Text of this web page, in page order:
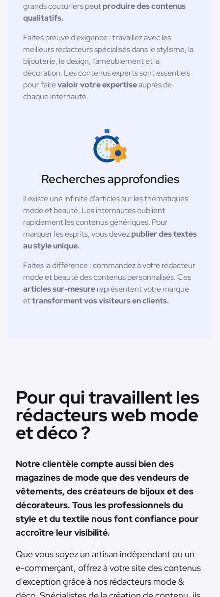
grands couturiers peutproduire des contenus
qualitatifs.
Faites preuve d'exigence : travaillez avec les
meilleurs rédacteurs spécialisés dans le stylisme, la
bijouterie, le design, l’ameublement et la
décoration. Les contenus experts sont essentiels
pour fairevaloir votre expertiseauprès de
chaque internaute.
Recherches approfondies
Il existe une infinité d'articles sur les thématiques
mode et beauté. Les internautes oublient
rapidement les contenus génériques. Pour
marquer les esprits, vous devezpublier des textes
au style unique.
Faites la différence : commandez à votre rédacteur
mode et beauté des contenus personnalisés. Ces
articles sur-mesurereprésentent votre marque
ettransforment vos visiteurs en clients.
Pour qui travaillent les
rédacteurs web mode
et déco ?
Notre clientèle compte aussi bien des
magazines de mode que des vendeurs de
vêtements, des créateurs de bijoux et des
décorateurs. Tous les professionnels du
style et du textile nous font confiance pour
accroître leur visibilité.
Que vous soyez un artisan indépendant ou un
e-commerçant, offrez à votre site des contenus
d'exception grâce à nos rédacteurs mode &